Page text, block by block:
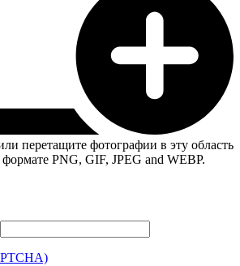
перетащите фотографии в эту область
PNG, GIF, JPEG and WEBP.